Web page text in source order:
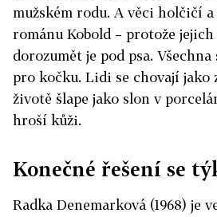
mužském rodu. A věci holčičí
románu Kobold – protože
dorozumět je pod psa. Všechna
pro kočku. Lidi se chovají jako
životě šlape jako slon v
hroší kůži.
Konečné řešení se
Radka Denemarková (1968) je